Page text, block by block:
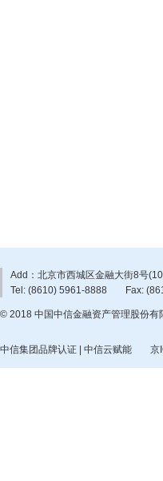
Add：北京市西城区金融大街8号
Tel: (8610) 5961-8888
Fax:
© 2018 中国中信金融资产管理股份有
中信集团品牌认证 | 中信云赋能 京